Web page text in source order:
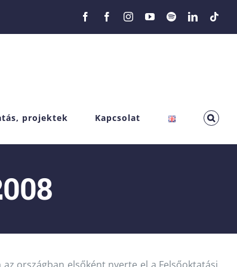
FacebookFacebookInstagramYouTube
SpotifyLinkedIn
projektek Kapcsolat
országban elsőként nyerte el a Felsőoktatási